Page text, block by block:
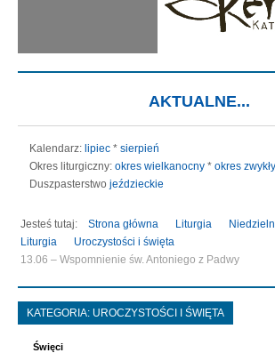
AKTUALNE...
Kalendarz: lipiec * sierpień
Okres liturgiczny: okres wielkanocny * okres zwykły
Duszpasterstwo jeździeckie
Jesteś tutaj: Strona główna Liturgia
Liturgia
Uroczystości i święta
13.06 – Wspomnienie św. Antoniego z Padwy
KATEGORIA: UROCZYSTOŚCI I ŚWIĘTA
Święci